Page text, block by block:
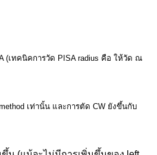
(เทคนิคการวัด PISA radius คือ ให้วัด ณ
เท่านั้น และการตัด CW ยังขึ้นกับ